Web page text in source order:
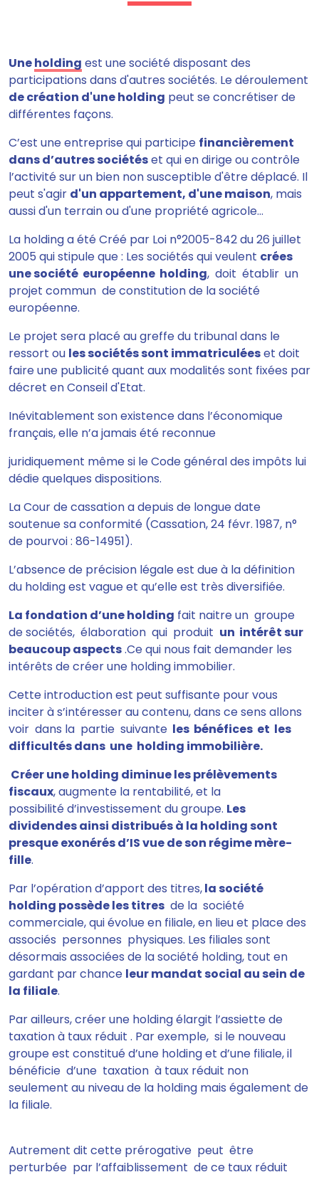
Uneholding est une société disposant des
participations dans d'autres sociétés. Le déroulement
de création d'une holding peut se concrétiser de
différentes façons.
C’est une entreprise qui participe financièrement
dans d’autres sociétéset qui en dirige ou contrôle
l’activité sur un bien non susceptible d'être déplacé. Il
peut s'agir d'un appartement, d'une maison, mais
aussi d'un terrain ou d'une propriété agricole…
La holding a été Créé par Loi n°2005-842 du 26 juillet
2005 qui stipule que : Les sociétés qui veulent crées
une société européenne holding, doit établir un
projet commun de constitution de la société
européenne.
Le projet sera placé au greffe du tribunal dans le
ressort ou les sociétés sont immatriculéeset doit
faire une publicité quant aux modalités sont fixées par
décret en Conseil d'Etat.
Inévitablement son existence dans l’économique
français, elle n’a jamais été reconnue
juridiquement même si le Code général des impôts lui
dédie quelques dispositions.
La Cour de cassation a depuis de longue date
soutenue sa conformité (Cassation, 24 févr. 1987, n°
de pourvoi : 86-14951).
L’absence de précision légale est due à la définition
du holding est vague et qu’elle est très diversifiée.
La fondation d’une holding fait naitre un groupe
de sociétés, élaboration qui produit un intérêt sur
beaucoup aspects.Ce qui nous fait demander les
intérêts de créer une holding immobilier.
Cette introduction est peut suffisante pour vous
inciter à s’intéresser au contenu, dans ce sens allons
voir dans la partie suivante les bénéfices et les
difficultés dans une holding immobilière.
Créer une holding diminue les prélèvements
fiscaux, augmente la rentabilité, et la
possibilité d’investissement du groupe. Les
dividendes ainsi distribués à la holding sont
presque exonérés d’IS vue de son régime mère-
fille.
Par l’opération d’apport des titres,la société
holding possède les titres de la société
commerciale, qui évolue en filiale, en lieu et place des
associés personnes physiques. Les filiales sont
désormais associées de la société holding, tout en
gardant par chance leur mandat social au sein de
la filiale.
Par ailleurs, créer une holding élargit l’assiette de
taxation à taux réduit . Par exemple, si le nouveau
groupe est constitué d’une holding et d’une filiale, il
bénéficie d’une taxation à taux réduit non
seulement au niveau de la holding mais également de
la filiale.
Autrement dit cette prérogative peut être
perturbée par l’affaiblissement de ce taux réduit